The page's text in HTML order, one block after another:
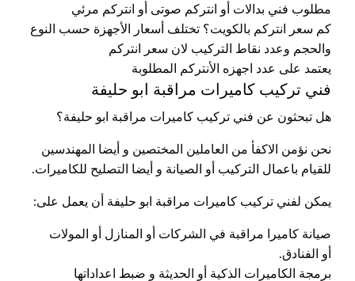
مطلوب فني بدالات أو انتركم صوتى أو انتركم مرئي
كم سعر انتركم بالكويت؟ تختلف أسعار الأجهزة حسب النوع
والحجم وعدد نقاط التركيب لان سعر انتركم
يعتمد على عدد اجهزه الأنتركم المطلوبة
فني تركيب كاميرات مراقبة ابو حليفة
هل تبحثون عن فني تركيب كاميرات مراقبة ابو حليفة؟
نحن نؤمن الاكفأ من العاملين المختصين و أيضا المهندسين
للقيام باعمال التركيب أو الصيانة و أيضا التصليح للكاميرات.
يمكن لفني تركيب كاميرات مراقبة ابو حليفة أن يعمل على:
صيانة كاميرا مراقبة في الشركات أو المنازل أو المولات
أو الفنادق.
برمجة الكاميرات الذكية أو الحديثة و ضبط اعداداتها